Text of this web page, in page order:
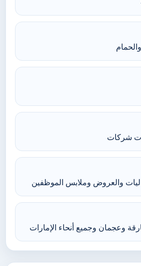
شركات
والعروض وملابس الموظفين
وعجمان وجميع أنحاء الإمارات